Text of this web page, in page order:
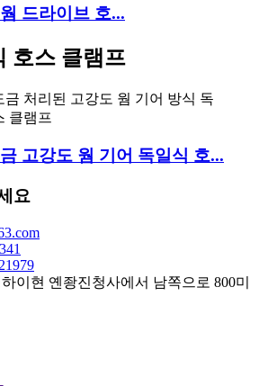
드라이브 호...
호스 클램프
고강도 웜 기어 독일식 호...
요
이현 옌좡진청사에서 남쪽으로 800미